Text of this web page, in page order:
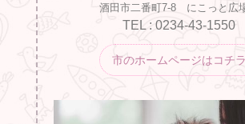
酒田市二番町7-8 にこっと広
TEL : 0234-43-1550
市のホームページはコチラ